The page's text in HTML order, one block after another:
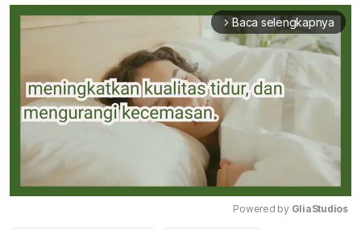
arrow_forward_ios Baca selengkapnya
Powered by GliaStudios